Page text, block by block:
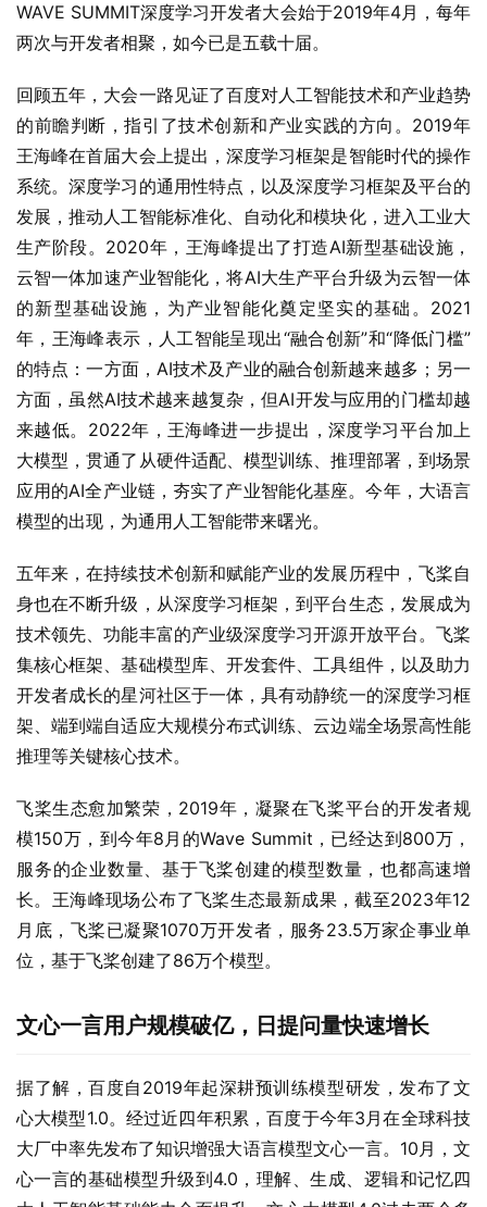
WAVE SUMMIT深度学习开发者大会始于2019年4月，每年
两次与开发者相聚，如今已是五载十届。
回顾五年，大会一路见证了百度对人工智能技术和产业趋势
的前瞻判断，指引了技术创新和产业实践的方向。2019年
王海峰在首届大会上提出，深度学习框架是智能时代的操作
系统。深度学习的通用性特点，以及深度学习框架及平台的
发展，推动人工智能标准化、自动化和模块化，进入工业大
生产阶段。2020年，王海峰提出了打造AI新型基础设施，
云智一体加速产业智能化，将AI大生产平台升级为云智一体
的新型基础设施，为产业智能化奠定坚实的基础。2021
年，王海峰表示，人工智能呈现出“融合创新”和“降低门槛”
的特点：一方面，AI技术及产业的融合创新越来越多；另一
方面，虽然AI技术越来越复杂，但AI开发与应用的门槛却越
来越低。2022年，王海峰进一步提出，深度学习平台加上
大模型，贯通了从硬件适配、模型训练、推理部署，到场景
应用的AI全产业链，夯实了产业智能化基座。今年，大语言
模型的出现，为通用人工智能带来曙光。
五年来，在持续技术创新和赋能产业的发展历程中，飞桨自
身也在不断升级，从深度学习框架，到平台生态，发展成为
技术领先、功能丰富的产业级深度学习开源开放平台。飞桨
集核心框架、基础模型库、开发套件、工具组件，以及助力
开发者成长的星河社区于一体，具有动静统一的深度学习框
架、端到端自适应大规模分布式训练、云边端全场景高性能
推理等关键核心技术。
飞桨生态愈加繁荣，2019年，凝聚在飞桨平台的开发者规
模150万，到今年8月的Wave Summit，已经达到800万，
服务的企业数量、基于飞桨创建的模型数量，也都高速增
长。王海峰现场公布了飞桨生态最新成果，截至2023年12
月底，飞桨已凝聚1070万开发者，服务23.5万家企事业单
位，基于飞桨创建了86万个模型。
文心一言用户规模破亿，日提问量快速增长
据了解，百度自2019年起深耕预训练模型研发，发布了文
心大模型1.0。经过近四年积累，百度于今年3月在全球科技
大厂中率先发布了知识增强大语言模型文心一言。10月，文
心一言的基础模型升级到4.0，理解、生成、逻辑和记忆四